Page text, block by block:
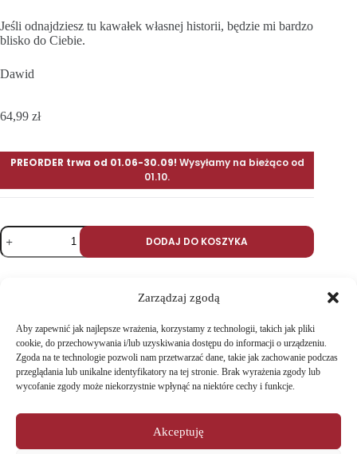
Zarządzaj zgodą
Aby zapewnić jak najlepsze wrażenia, korzystamy z technologii, takich jak pliki
cookie, do przechowywania i/lub uzyskiwania dostępu do informacji o urządzeniu.
Zgoda na te technologie pozwoli nam przetwarzać dane, takie jak zachowanie podczas
przeglądania lub unikalne identyfikatory na tej stronie. Brak wyrażenia zgody lub
wycofanie zgody może niekorzystnie wpłynąć na niektóre cechy i funkcje.
Akceptuję
Jeśli odnajdziesz tu kawałek własnej historii, będzie mi bardzo
blisko do Ciebie.
Dawid
64,99 zł
PREORDER trwa od 01.06-30.09! Wysyłamy na bieżąco od
01.10.
DODAJ DO KOSZYKA
KATEGORIA:PŁYTY